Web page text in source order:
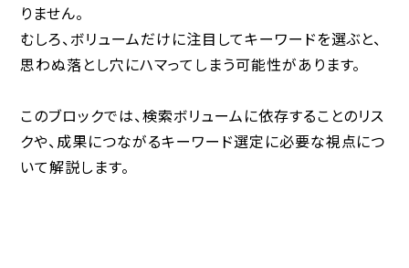
りません。
むしろ、ボリュームだけに注目してキーワードを選ぶと、
思わぬ落とし穴にハマってしまう可能性があります。
このブロックでは、検索ボリュームに依存することのリス
クや、成果につながるキーワード選定に必要な視点につ
いて解説します。